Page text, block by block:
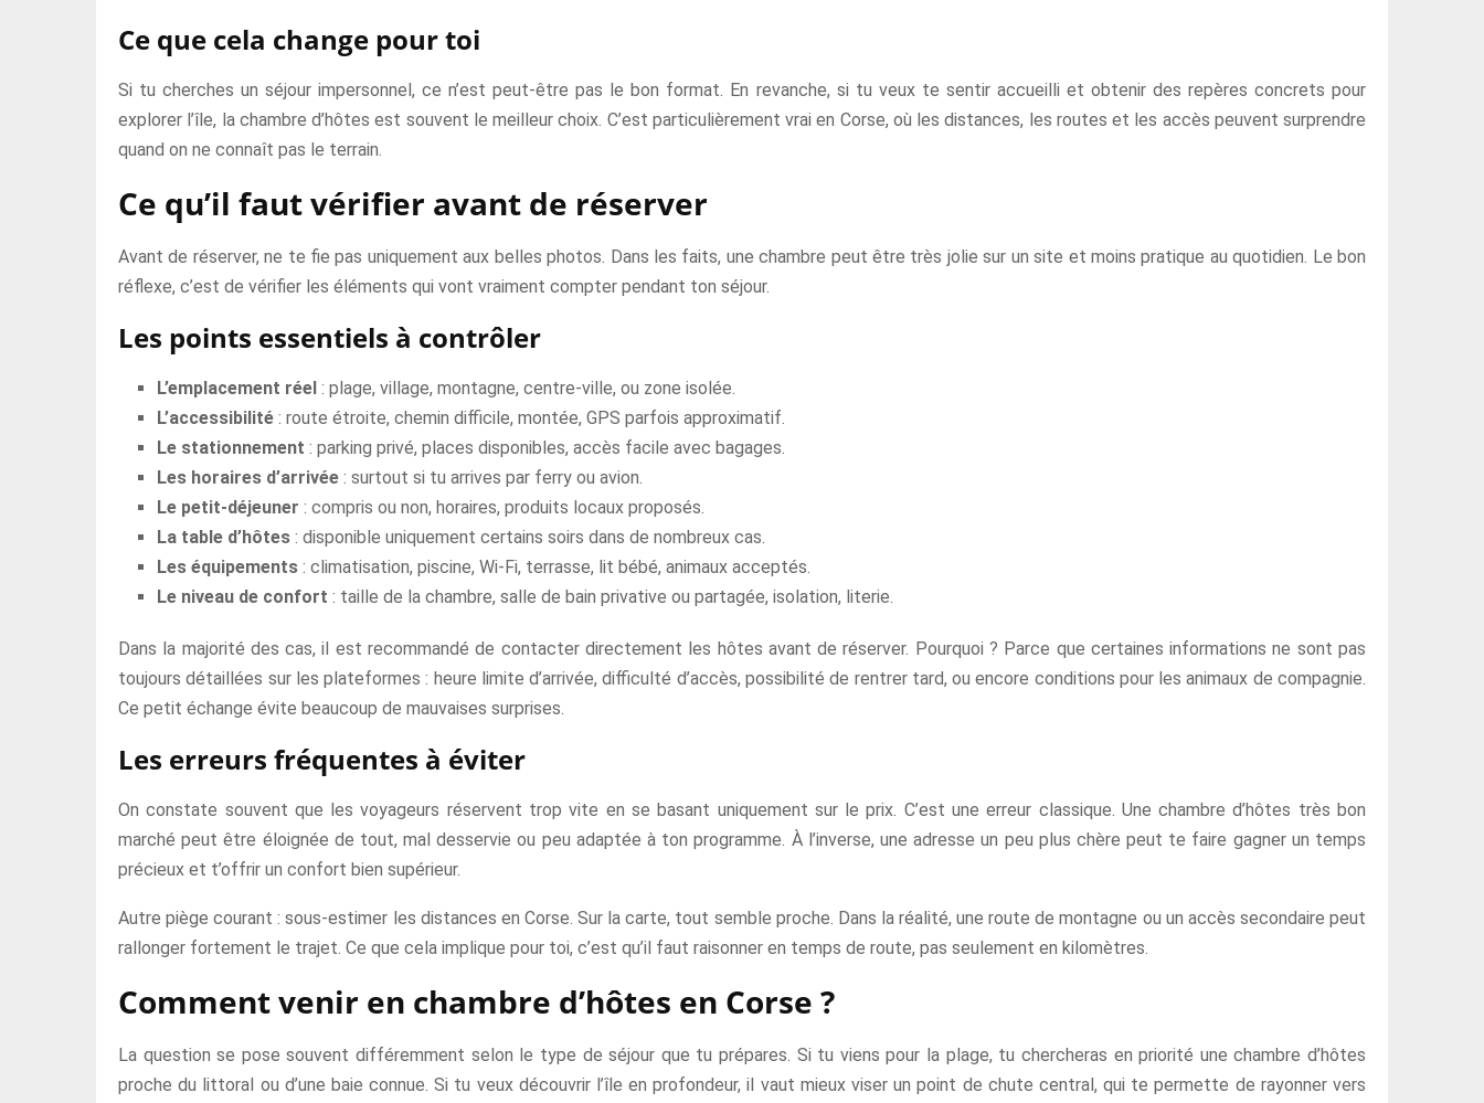
Ce que cela change pour toi
Si tu cherches un séjour impersonnel, ce n’est peut-être pas le bon format. En revanche, si tu veux te sentir accueilli et obtenir des repères concrets pour
explorer l’île, la chambre d’hôtes est souvent le meilleur choix. C’est particulièrement vrai en Corse, où les distances, les routes et les accès peuvent surprendre
quand on ne connaît pas le terrain.
Ce qu’il faut vérifier avant de réserver
Avant de réserver, ne te fie pas uniquement aux belles photos. Dans les faits, une chambre peut être très jolie sur un site et moins pratique au quotidien. Le bon
réflexe, c’est de vérifier les éléments qui vont vraiment compter pendant ton séjour.
Les points essentiels à contrôler
L’emplacement réel : plage, village, montagne, centre-ville, ou zone isolée.
L’accessibilité : route étroite, chemin difficile, montée, GPS parfois approximatif.
Le stationnement : parking privé, places disponibles, accès facile avec bagages.
Les horaires d’arrivée : surtout si tu arrives par ferry ou avion.
Le petit-déjeuner : compris ou non, horaires, produits locaux proposés.
La table d’hôtes : disponible uniquement certains soirs dans de nombreux cas.
Les équipements : climatisation, piscine, Wi-Fi, terrasse, lit bébé, animaux acceptés.
Le niveau de confort : taille de la chambre, salle de bain privative ou partagée, isolation, literie.
Dans la majorité des cas, il est recommandé de contacter directement les hôtes avant de réserver. Pourquoi ? Parce que certaines informations ne sont pas
toujours détaillées sur les plateformes : heure limite d’arrivée, difficulté d’accès, possibilité de rentrer tard, ou encore conditions pour les animaux de compagnie.
Ce petit échange évite beaucoup de mauvaises surprises.
Les erreurs fréquentes à éviter
On constate souvent que les voyageurs réservent trop vite en se basant uniquement sur le prix. C’est une erreur classique. Une chambre d’hôtes très bon
marché peut être éloignée de tout, mal desservie ou peu adaptée à ton programme. À l’inverse, une adresse un peu plus chère peut te faire gagner un temps
précieux et t’offrir un confort bien supérieur.
Autre piège courant : sous-estimer les distances en Corse. Sur la carte, tout semble proche. Dans la réalité, une route de montagne ou un accès secondaire peut
rallonger fortement le trajet. Ce que cela implique pour toi, c’est qu’il faut raisonner en temps de route, pas seulement en kilomètres.
Comment venir en chambre d’hôtes en Corse ?
La question se pose souvent différemment selon le type de séjour que tu prépares. Si tu viens pour la plage, tu chercheras en priorité une chambre d’hôtes
proche du littoral ou d’une baie connue. Si tu veux découvrir l’île en profondeur, il vaut mieux viser un point de chute central, qui te permette de rayonner vers